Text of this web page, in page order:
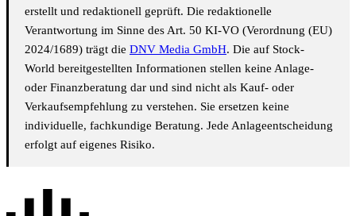
erstellt und redaktionell geprüft. Die redaktionelle
Verantwortung im Sinne des Art. 50 KI-VO (Verordnung (EU)
2024/1689) trägt die DNV Media GmbH. Die auf Stock-
World bereitgestellten Informationen stellen keine Anlage-
oder Finanzberatung dar und sind nicht als Kauf- oder
Verkaufsempfehlung zu verstehen. Sie ersetzen keine
individuelle, fachkundige Beratung. Jede Anlageentscheidung
erfolgt auf eigenes Risiko.